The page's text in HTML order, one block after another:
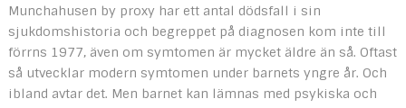
Munchahusen by proxy har ett antal dödsfall i sin
sjukdomshistoria och begreppet på diagnosen kom inte till
förrns 1977, även om symtomen är mycket äldre än så. Oftast
så utvecklar modern symtomen under barnets yngre år. Och
ibland avtar det. Men barnet kan lämnas med psykiska och